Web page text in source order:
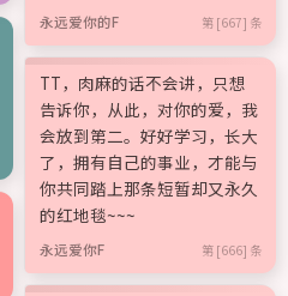
永远爱你的F 第 [667] 条
TT，肉麻的话不会讲，只想
告诉你，从此，对你的爱，我
会放到第二。好好学习，长大
了，拥有自己的事业，才能与
你共同踏上那条短暂却又永久
的红地毯~~~
永远爱你F 第 [666] 条